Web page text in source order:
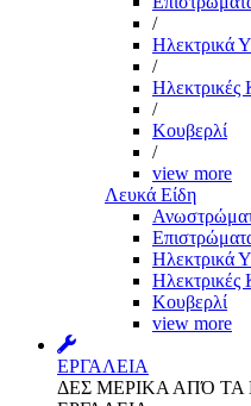
/
Ηλεκτρικά
/
Ηλεκτρικές
/
Κουβερλί
/
view more
Λευκά Είδη
Ηλεκτρικά
Ηλεκτρικές
Κουβερλί
view more
ΕΡΓΑΛΕΙΑ
ΔΕΣ ΜΕΡΙΚΑ ΑΠΌ ΤΑ